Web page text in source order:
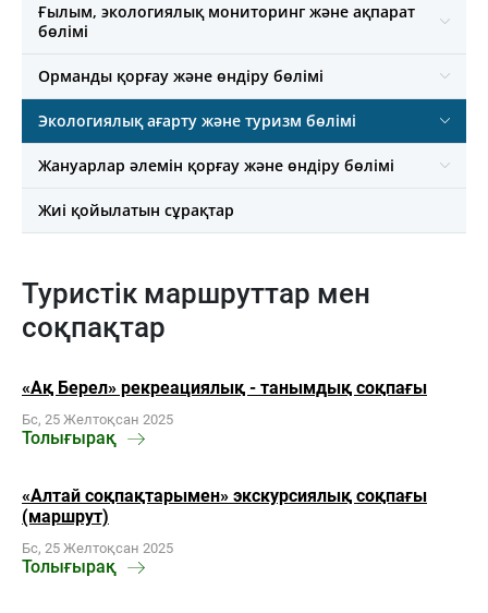
Ғылым, экологиялық мониторинг және ақпарат
бөлімі
Орманды қорғау және өндіру бөлімі
Экологиялық ағарту және туризм бөлімі
Жануарлар әлемін қорғау және өндіру бөлімі
Жиі қойылатын сұрақтар
Туристік маршруттар мен
соқпақтар
«Ақ Берел» рекреациялық - танымдық соқпағы
Бс, 25 Желтоқсан 2025
Толығырақ
«Алтай соқпақтарымен» экскурсиялық соқпағы
(маршрут)
Бс, 25 Желтоқсан 2025
Толығырақ